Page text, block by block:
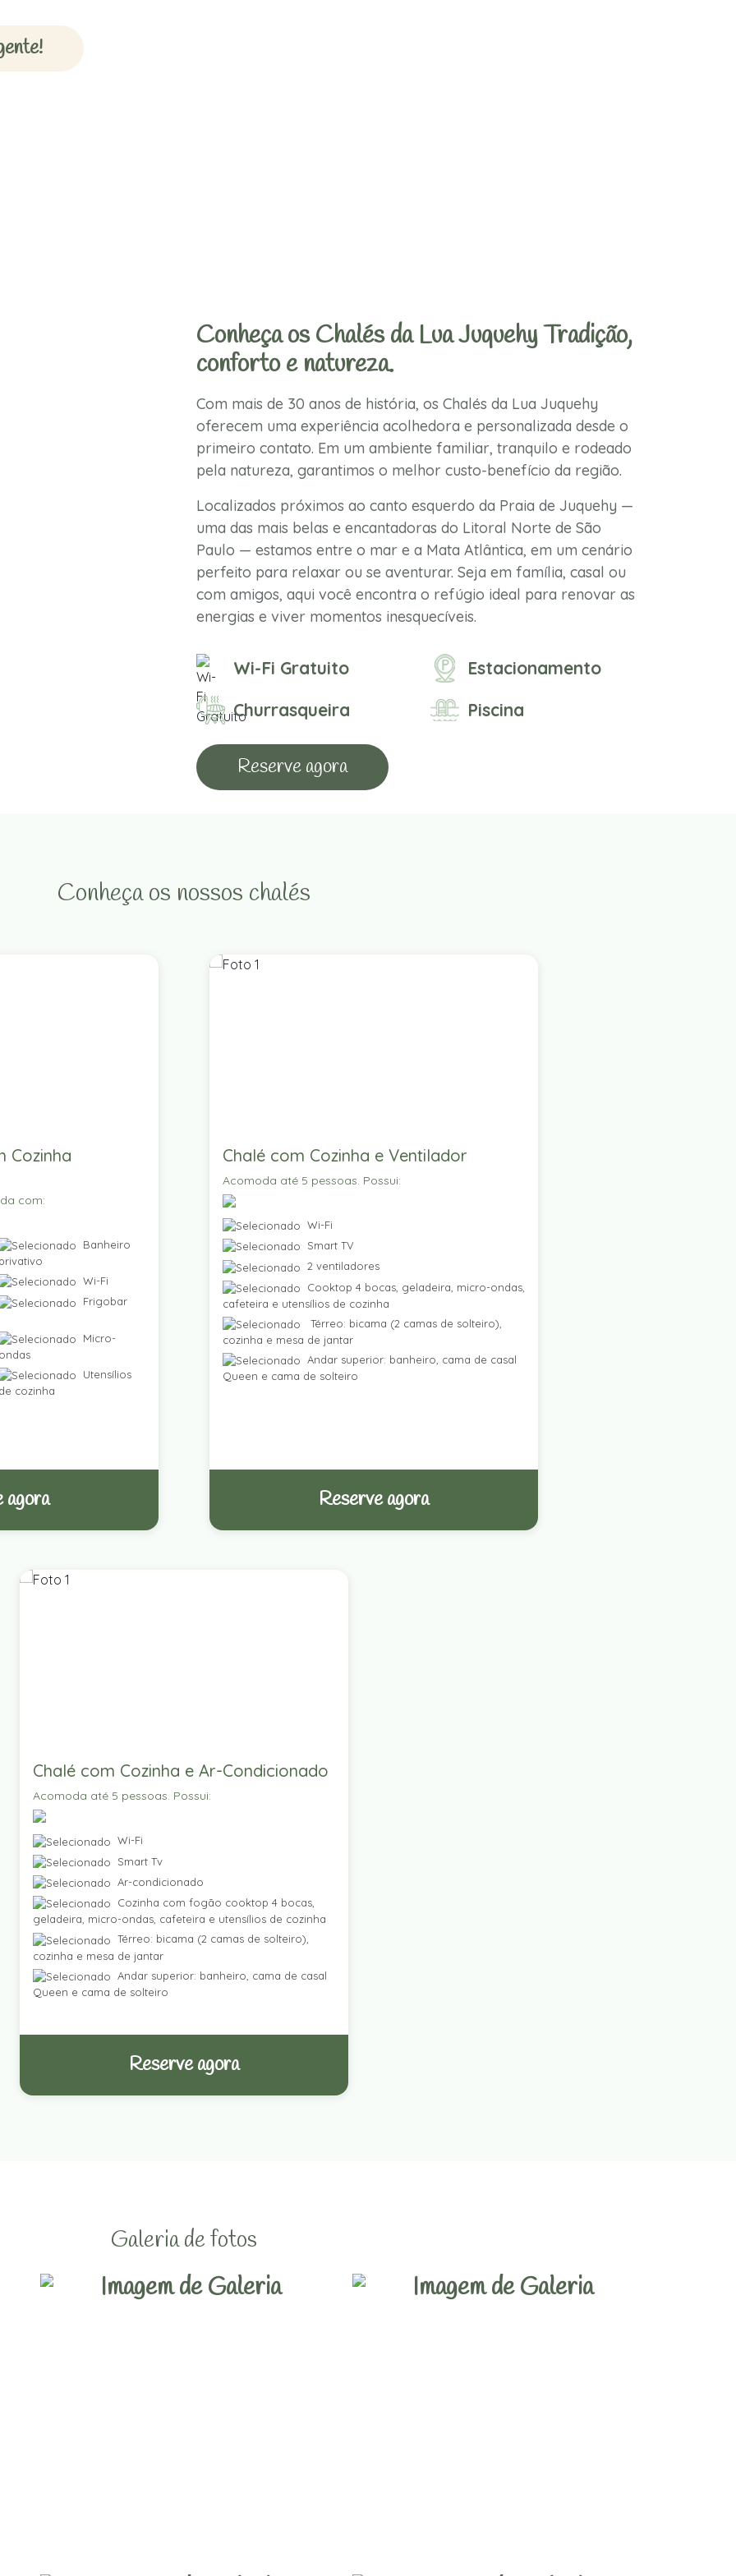
Conheça os Chalés da Lua Juquehy Tradição,
conforto e natureza.
Com mais de 30 anos de história, os Chalés da Lua Juquehy
oferecem uma experiência acolhedora e personalizada desde o
primeiro contato. Em um ambiente familiar, tranquilo e rodeado
pela natureza, garantimos o melhor custo-benefício da região.
Localizados próximos ao canto esquerdo da Praia de Juquehy —
uma das mais belas e encantadoras do Litoral Norte de São
Paulo — estamos entre o mar e a Mata Atlântica, em um cenário
perfeito para relaxar ou se aventurar. Seja em família, casal ou
com amigos, aqui você encontra o refúgio ideal para renovar as
energias e viver momentos inesquecíveis.
Wi-Fi Gratuito
Estacionamento
Churrasqueira
Piscina
Reserve agora
Conheça os nossos chalés
Cozinha
com:
Banheiro
privativo
Wi-Fi
Frigobar
Micro-
ondas
Utensílios
de cozinha
agora
Chalé com Cozinha e Ventilador
Acomoda até 5 pessoas. Possui:
Wi-Fi
Smart TV
2 ventiladores
Cooktop 4 bocas, geladeira, micro-ondas,
cafeteira e utensílios de cozinha
Térreo: bicama (2 camas de solteiro),
cozinha e mesa de jantar
Andar superior: banheiro, cama de casal
Queen e cama de solteiro
Reserve agora
Chalé com Cozinha e Ar-Condicionado
Acomoda até 5 pessoas. Possui:
Wi-Fi
Smart Tv
Ar-condicionado
Cozinha com fogão cooktop 4 bocas,
geladeira, micro-ondas, cafeteira e utensílios de cozinha
Térreo: bicama (2 camas de solteiro),
cozinha e mesa de jantar
Andar superior: banheiro, cama de casal
Queen e cama de solteiro
Reserve agora
Galeria de fotos